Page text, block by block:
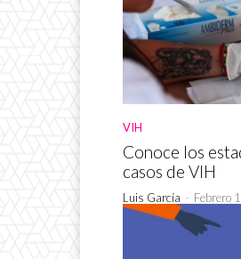
VIH
Conoce los
casos de VIH
Luis García - Febrero